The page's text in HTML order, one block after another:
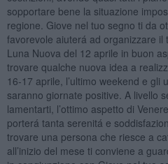
sopportare bene la situazione
regione. Giove nel tuo segno ti da
favorevole aiuterá ad organizzare il
Luna Nuova del 12 aprile in buon
trovare qualche nuova idea a
16-17 aprile, l’ultimo weekend e gli
saranno giornate positive. A livello
lamentarti, l’ottimo aspetto di
porterá tanta serenitá e
trovare una persona che riesce a
all’inizio del mese ti conviene a